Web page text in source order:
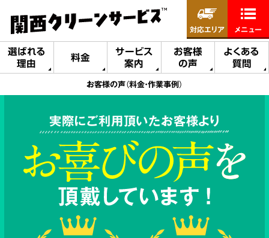
選ばれる
理由
料金
サービス
案内
お客様
の声
よくある
質問
対応エリア メニュー
お客様の声（料金・作業事例）
実際にご利用頂いたお客様より